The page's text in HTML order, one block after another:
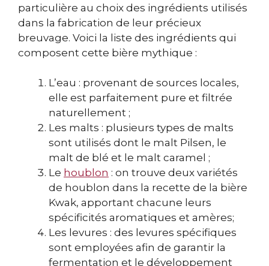
particulière au choix des ingrédients utilisés
dans la fabrication de leur précieux
breuvage. Voici la liste des ingrédients qui
composent cette bière mythique :
L’eau : provenant de sources locales,
elle est parfaitement pure et filtrée
naturellement ;
Les malts : plusieurs types de malts
sont utilisés dont le malt Pilsen, le
malt de blé et le malt caramel ;
Le houblon : on trouve deux variétés
de houblon dans la recette de la bière
Kwak, apportant chacune leurs
spécificités aromatiques et amères;
Les levures : des levures spécifiques
sont employées afin de garantir la
fermentation et le développement